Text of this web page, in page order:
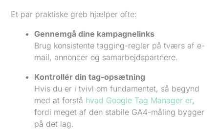
Et par praktiske greb hjælper ofte:
Gennemgå dine kampagnelinks
Brug konsistente tagging-regler på tværs af e-
mail, annoncer og samarbejdspartnere.
Kontrollér din tag-opsætning
Hvis du er i tvivl om fundamentet, så begynd
med at forstå hvad Google Tag Manager er,
fordi meget af den stabile GA4-måling bygger
på det lag.